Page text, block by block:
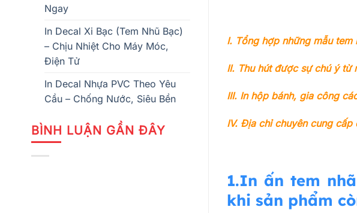
Ngay
In Decal Xi Bạc (Tem Nhũ Bạc)
– Chịu Nhiệt Cho Máy Móc,
Điện Tử
In Decal Nhựa PVC Theo Yêu
Cầu – Chống Nước, Siêu Bền
BÌNH LUẬN GẦN ĐÂY
I. Tổng hợp những mẫu
II. Thu hút được sự chú ý từ
III. In hộp bánh, gia công
IV. Địa chỉ chuyên cung cấp
1.In ấn tem
khi sản phẩm